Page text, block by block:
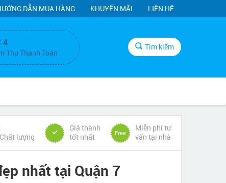
DẪN MUA HÀNG KHUYẾN MÃI LIÊN HỆ
4
Thu Thanh Toán
Tìm kiếm
lượng
Giá thành
tốt nhất
Free
Miễn phí tư
vấn tại nhà
nhất tại Quận 7